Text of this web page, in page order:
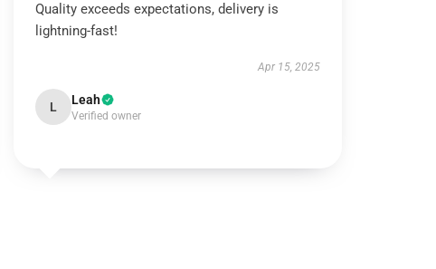
Quality exceeds expectations, delivery is
lightning-fast!
Apr 15, 2025
L Leah
Verified owner